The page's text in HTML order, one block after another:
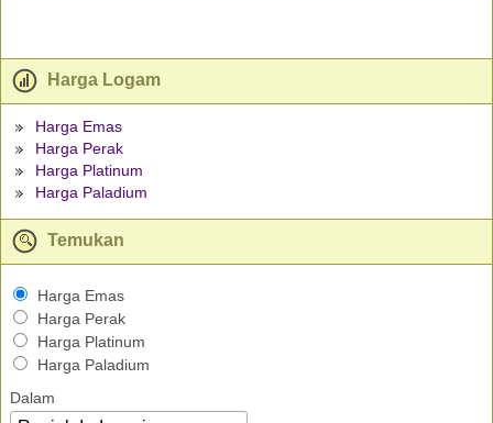
Harga Logam
Harga Emas
Harga Perak
Harga Platinum
Harga Paladium
Temukan
Harga Emas
Harga Perak
Harga Platinum
Harga Paladium
Dalam